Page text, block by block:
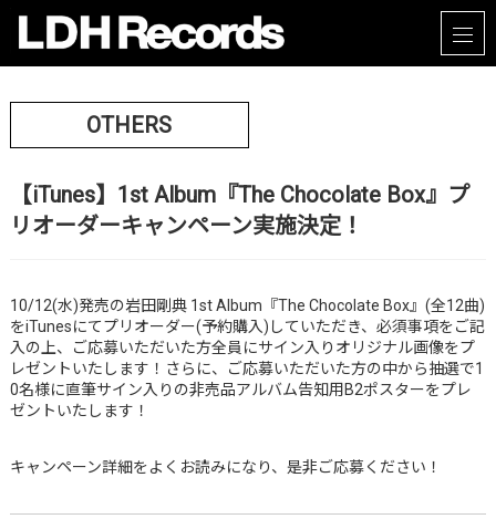
OTHERS
【iTunes】1st Album『The Chocolate Box』プ
リオーダーキャンペーン実施決定！
10/12(水)発売の岩田剛典 1st Album『The Chocolate Box』(全12曲)
をiTunesにてプリオーダー(予約購入)していただき、必須事項をご記
入の上、ご応募いただいた方全員にサイン入りオリジナル画像をプ
レゼントいたします！さらに、ご応募いただいた方の中から抽選で1
0名様に直筆サイン入りの非売品アルバム告知用B2ポスターをプレ
ゼントいたします！
キャンペーン詳細をよくお読みになり、是非ご応募ください！